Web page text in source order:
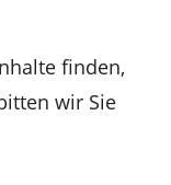
finden,
wir Sie